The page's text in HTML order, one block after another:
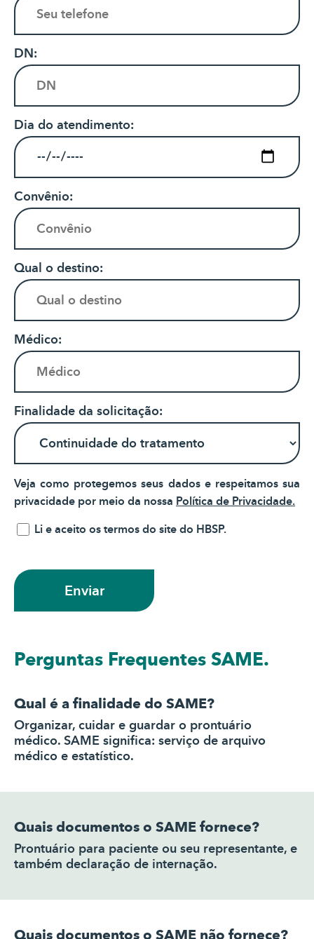
DN:
Dia do atendimento:
Convênio:
Qual o destino:
Médico:
Finalidade da solicitação:
Veja como protegemos seus dados e respeitamos sua
privacidade por meio da nossa Política de Privacidade.
Li e aceito os termos do site do HBSP.
Perguntas Frequentes SAME.
Qual é a finalidade do SAME?
Organizar, cuidar e guardar o prontuário
médico. SAME significa: serviço de arquivo
médico e estatístico.
Quais documentos o SAME fornece?
Prontuário para paciente ou seu representante, e
também declaração de internação.
Quais documentos o SAME não fornece?